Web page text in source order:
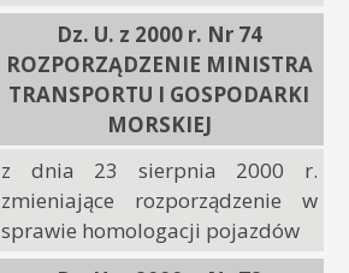
Dz. U. z 2000 r. Nr 74
ROZPORZĄDZENIE MINISTRA
TRANSPORTU I GOSPODARKI
MORSKIEJ
z dnia 23 sierpnia 2000 r.
zmieniające rozporządzenie w
sprawie homologacji pojazdów